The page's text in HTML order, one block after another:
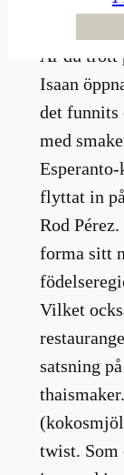
Är du trött
Isaan
det funnits
med
Esperanto-
flyttat in
Rod
forma sitt
Vilket
satsning
twist. Som